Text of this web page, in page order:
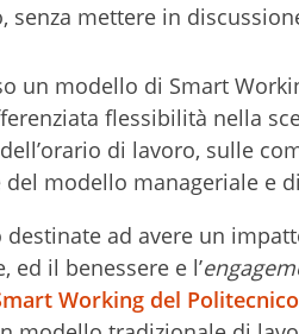
senza mettere in
un modello di Smart
flessibilità nella
di lavoro, sulle
del modello manageriale e
destinate ad avere un
ed il benessere e l’
Working del